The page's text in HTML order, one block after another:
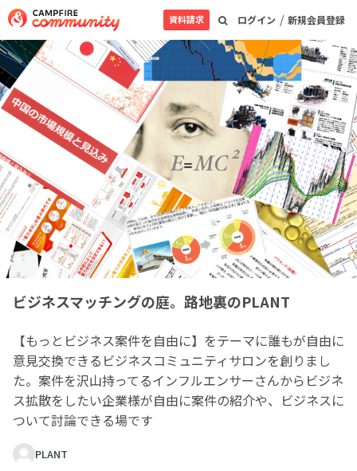
ログイン / 新規会員登録
資料請求
ビジネスマッチングの庭。路地裏のPLANT
【もっとビジネス案件を自由に】をテーマに誰もが自由に
意見交換できるビジネスコミュニティサロンを創りまし
た。案件を沢山持ってるインフルエンサーさんからビジネ
ス拡散をしたい企業様が自由に案件の紹介や、ビジネスに
ついて討論できる場です
PLANT